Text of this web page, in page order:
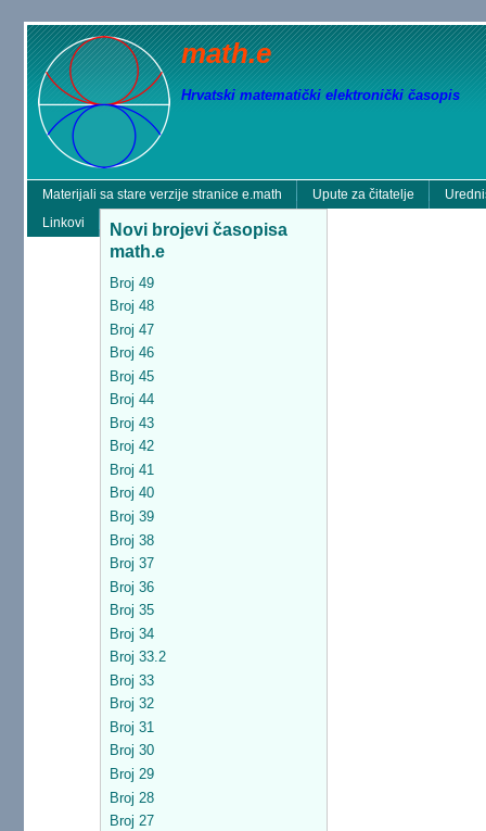
math.e
Hrvatski matematički elektronički časopis
Materijali sa stare verzije stranice e.math Upute za čitatelje
Linkovi
Novi brojevi časopisa
math.e
Broj 49
Broj 48
Broj 47
Broj 46
Broj 45
Broj 44
Broj 43
Broj 42
Broj 41
Broj 40
Broj 39
Broj 38
Broj 37
Broj 36
Broj 35
Broj 34
Broj 33.2
Broj 33
Broj 32
Broj 31
Broj 30
Broj 29
Broj 28
Broj 27